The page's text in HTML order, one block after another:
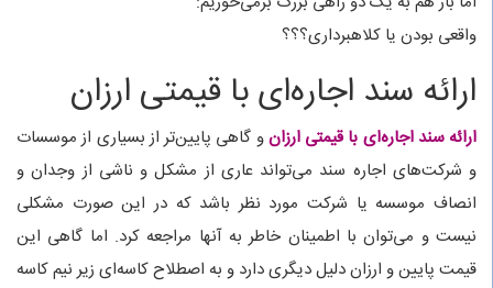
واقعی بودن یا کلاهبرداری؟؟؟
ارائه سند اجاره‌ای با قیمتی ارزان
ارائه سند اجاره‌ای با قیمتی ارزانو گاهی پایین‌تر از بسیاری از موسسات
و شرکت‌های اجاره سند می‌تواند عاری از مشکل و ناشی از وجدان و
انصاف موسسه یا شرکت مورد نظر باشد که در این صورت مشکلی
نیست و می‌توان با اطمینان خاطر به آنها مراجعه کرد. اما گاهی این
قیمت پایین و ارزان دلیل دیگری دارد و به اصطلاح کاسه‌ای زیر نیم کاسه